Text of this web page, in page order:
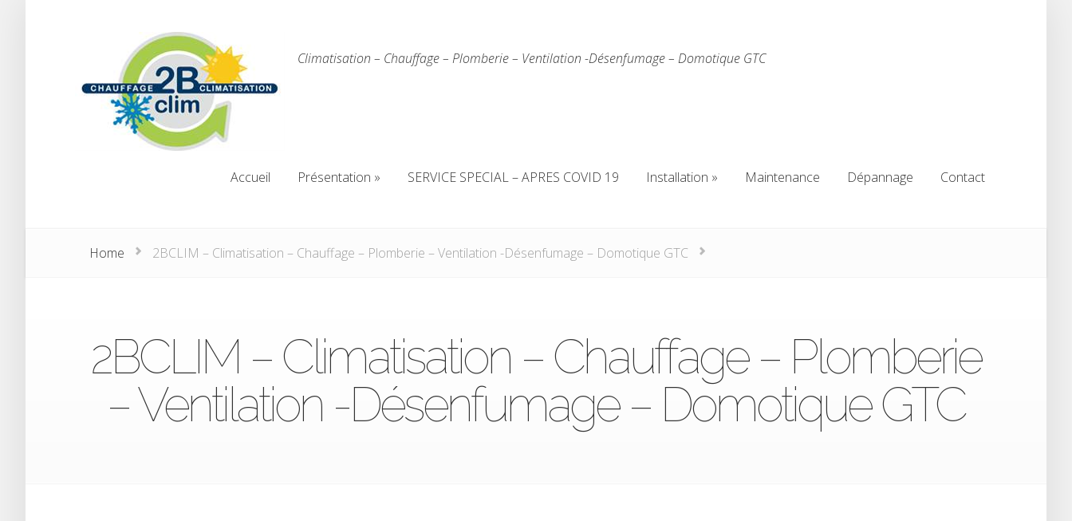
Climatisation – Chauffage – Plomberie – Ventilation -Désenfumage – Domotique GTC
Accueil
Présentation
SERVICE SPECIAL – APRES COVID 19
Installation
Maintenance
Dépannage
Contact
Home 2BCLIM – Climatisation – Chauffage – Plomberie – Ventilation -Désenfumage – Domotique GTC
2BCLIM – Climatisation – Chauffage – Plomberie
– Ventilation -Désenfumage – Domotique GTC